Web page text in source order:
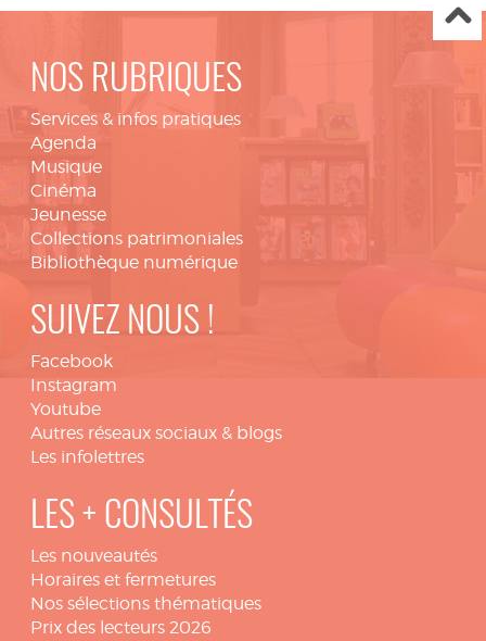
NOS RUBRIQUES
Services & infos pratiques
Agenda
Musique
Cinéma
Jeunesse
Collections patrimoniales
Bibliothèque numérique
SUIVEZ NOUS !
Facebook
Instagram
Youtube
Autres réseaux sociaux & blogs
Les infolettres
LES + CONSULTÉS
Les nouveautés
Horaires et fermetures
Nos sélections thématiques
Prix des lecteurs 2026